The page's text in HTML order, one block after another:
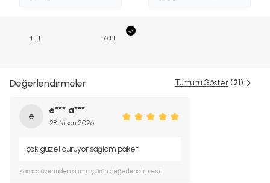
4 Lt 6 Lt
Değerlendirmeler Tümünü Göster (21)
e
e*** a***
28 Nisan 2026
çok güzel duruyor sağlam paket
Karaca üzerinden alınmış ürün değerlendirmesi.